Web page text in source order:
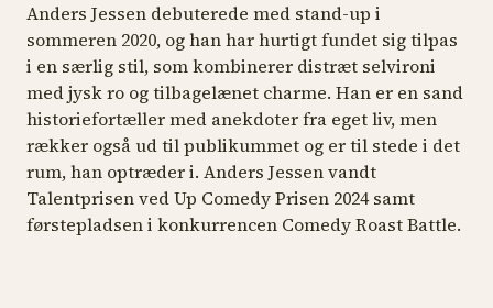
Anders Jessen debuterede med stand-up i
sommeren 2020, og han har hurtigt fundet sig tilpas
i en særlig stil, som kombinerer distræt selvironi
med jysk ro og tilbagelænet charme. Han er en sand
historiefortæller med anekdoter fra eget liv, men
rækker også ud til publikummet og er til stede i det
rum, han optræder i. Anders Jessen vandt
Talentprisen ved Up Comedy Prisen 2024 samt
førstepladsen i konkurrencen Comedy Roast Battle.